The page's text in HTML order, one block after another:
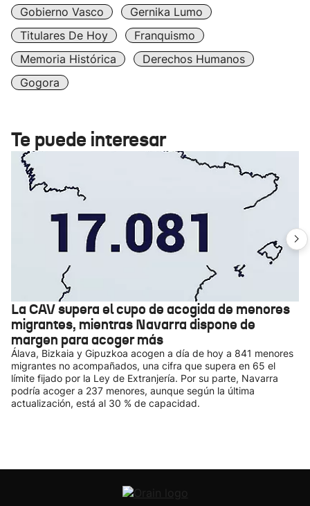
Gobierno Vasco
Gernika Lumo
Titulares De Hoy
Franquismo
Memoria Histórica
Derechos Humanos
Gogora
Te puede interesar
La CAV supera el cupo de acogida de menores
migrantes, mientras Navarra dispone de
margen para acoger más
Álava, Bizkaia y Gipuzkoa acogen a día de hoy a 841 menores
migrantes no acompañados, una cifra que supera en 65 el
límite fijado por la Ley de Extranjería. Por su parte, Navarra
podría acoger a 237 menores, aunque según la última
actualización, está al 30 % de capacidad.